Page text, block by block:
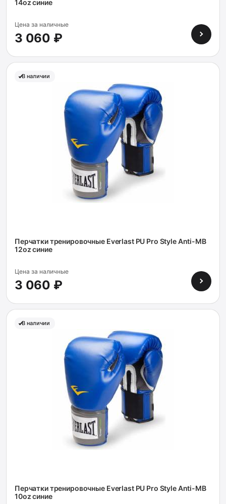
14oz синие
Цена за наличные
3 060 ₽
В наличии
Перчатки тренировочные Everlast PU Pro Style Anti-MB
12oz синие
Цена за наличные
3 060 ₽
В наличии
Перчатки тренировочные Everlast PU Pro Style Anti-MB
10oz синие